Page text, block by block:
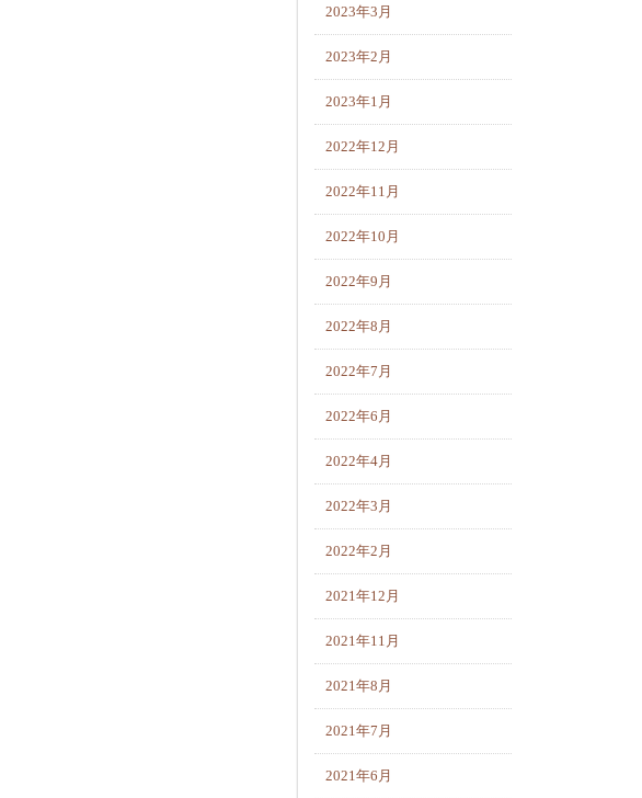
2023年3月
2023年2月
2023年1月
2022年12月
2022年11月
2022年10月
2022年9月
2022年8月
2022年7月
2022年6月
2022年4月
2022年3月
2022年2月
2021年12月
2021年11月
2021年8月
2021年7月
2021年6月